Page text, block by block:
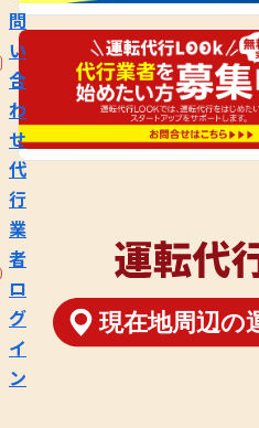
問
い
合
わ
せ
代
行
業
者
ロ
グ
イ
ン